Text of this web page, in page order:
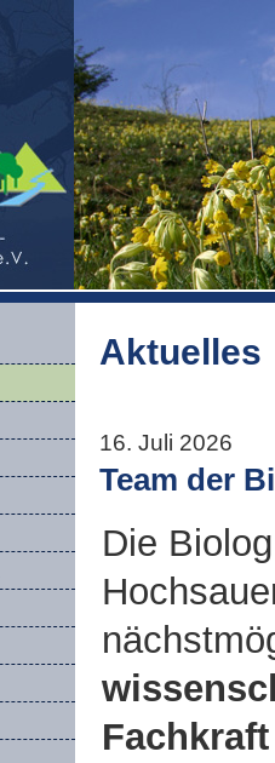
Aktuelles
16. Juli 2026
Team der
Die
Fachkraft